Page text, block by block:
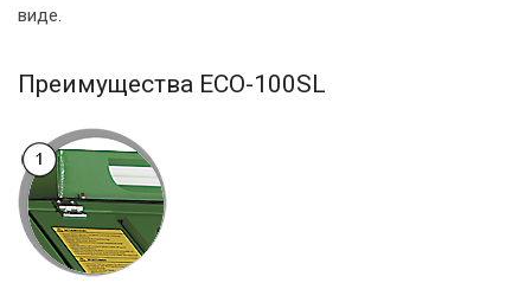
виде.
Преимущества ECO-100SL